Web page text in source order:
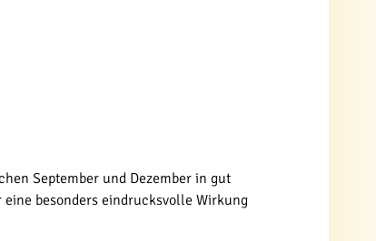
September und Dezember in gut
besonders eindrucksvolle Wirkung